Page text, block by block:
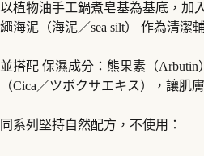
以植物油手工鍋煮皂基為基底，加
繩海泥（海泥／sea silt） 作為清潔
並搭配 保濕成分：熊果素（Arbutin
（Cica／ツボクサエキス），讓肌
同系列堅持自然配方，不使用：